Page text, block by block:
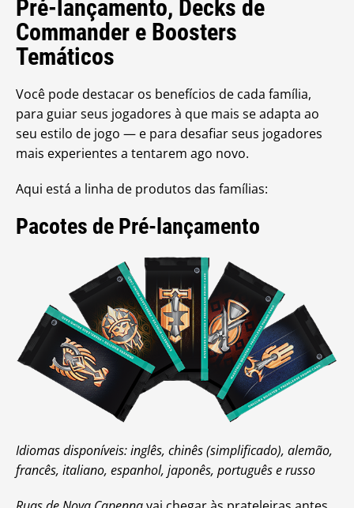
Pré-lançamento, Decks de
Commander e Boosters
Temáticos
Você pode destacar os benefícios de cada família,
para guiar seus jogadores à que mais se adapta ao
seu estilo de jogo — e para desafiar seus jogadores
mais experientes a tentarem ago novo.
Aqui está a linha de produtos das famílias:
Pacotes de Pré-lançamento
Idiomas disponíveis: inglês, chinês (simplificado), alemão,
francês, italiano, espanhol, japonês, português e russo